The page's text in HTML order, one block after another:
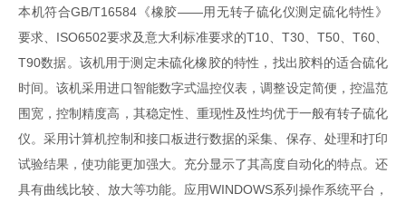
本机符合GB/T16584《橡胶——用无转子硫化仪测定硫化特性》
要求、ISO6502要求及意大利标准要求的T10、T30、T50、T60、
T90数据。该机用于测定未硫化橡胶的特性，找出胶料的适合硫化
时间。该机采用进口智能数字式温控仪表，调整设定简便，控温范
围宽，控制精度高，其稳定性、重现性及性均优于一般有转子硫化
仪。采用计算机控制和接口板进行数据的采集、保存、处理和打印
试验结果，使功能更加强大。充分显示了其高度自动化的特点。还
具有曲线比较、放大等功能。应用WINDOWS系列操作系统平台，